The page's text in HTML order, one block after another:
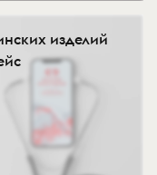
изделий